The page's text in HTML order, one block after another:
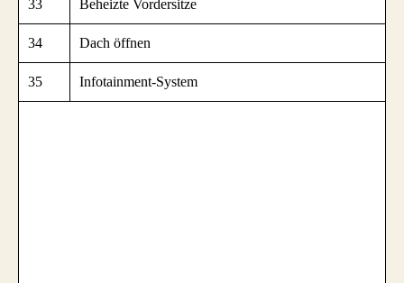
33 Beheizte Vordersitze
34 Dach öffnen
35 Infotainment-System